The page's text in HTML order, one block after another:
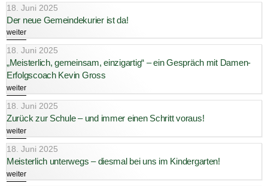
18. Juni 2025
Der neue Gemeindekurier ist da!
weiter
18. Juni 2025
„Meisterlich, gemeinsam, einzigartig“ – ein Gespräch mit Damen-
Erfolgscoach Kevin Gross
weiter
18. Juni 2025
Zurück zur Schule – und immer einen Schritt voraus!
weiter
18. Juni 2025
Meisterlich unterwegs – diesmal bei uns im Kindergarten!
weiter